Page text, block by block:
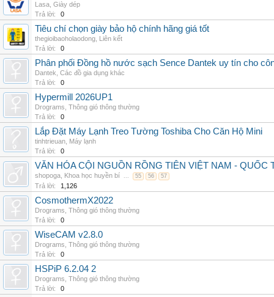
Lasa Giày dép
Trả lời:
0
Tiêu chí chọn giày bảo hộ chính hãng giá tốt
thegioibaoholaodong Liên kết
Trả lời:
0
Phân phối Đồng hồ nước sạch Sence Dantek uy tín cho
Dantek Các đồ gia dụng khác
Trả lời:
0
Hypermill 2026UP1
Drograms Thông gió thông thường
Trả lời:
0
Lắp Đặt Máy Lạnh Treo Tường Toshiba Cho Căn Hộ Mini
tinhtrieuan Máy lạnh
Trả lời:
0
VĂN HÓA CỘI NGUỒN RỒNG TIÊN VIỆT NAM -
shopoga Khoa học huyền bí ... 55 56 57
Trả lời: 1,126
CosmothermX2022
Drograms Thông gió thông thường
Trả lời:
0
WiseCAM v2.8.0
Drograms Thông gió thông thường
Trả lời:
0
HSPiP 6.2.04 2
Drograms Thông gió thông thường
Trả lời:
0